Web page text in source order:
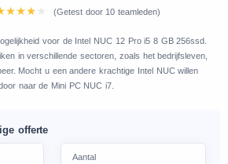
(Getest door 10 teamleden)
voor de Intel NUC 12 Pro i5 8 GB 256ssd.
in verschillende sectoren, zoals het bedrijfsleven,
Mocht u een andere krachtige Intel NUC willen
naar de Mini PC NUC i7.
offerte